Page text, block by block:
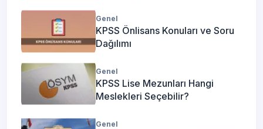
Genel
KPSS Önlisans Konuları ve Soru
Dağılımı
Genel
KPSS Lise Mezunları Hangi
Meslekleri Seçebilir?
Genel